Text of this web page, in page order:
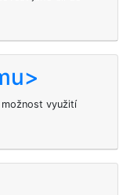
využití